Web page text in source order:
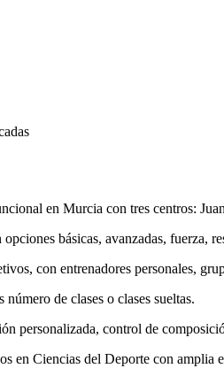
en Murcia con tres centros:
básicas, avanzadas, fuerza,
con entrenadores personales,
de clases o clases sueltas.
personalizada, control de
en Ciencias del Deporte con amplia